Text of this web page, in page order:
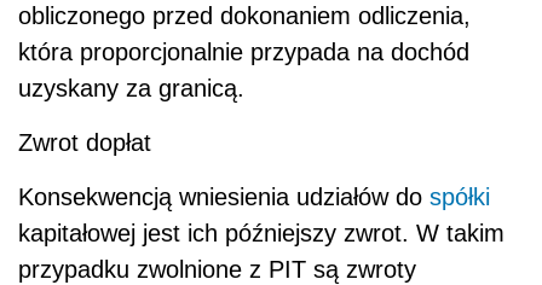
obliczonego przed dokonaniem odliczenia,
która proporcjonalnie przypada na dochód
uzyskany za granicą.
Zwrot dopłat
Konsekwencją wniesienia udziałów do spółki
kapitałowej jest ich późniejszy zwrot. W takim
przypadku zwolnione z PIT są zwroty